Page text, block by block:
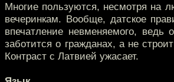
Многие пользуются, несмотря на
вечеринкам. Вообще, датское
впечатление невменяемого, ведь
заботится о гражданах, а не
Контраст с Латвией ужасает.